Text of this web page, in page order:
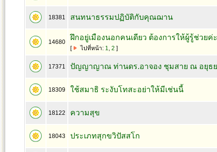
18381 สนทนาธรรมปฏิบัติกับคุณฌาน
14680
ฝึกอยู่เมืองนอกคนเดียว ต้องการให้ผู้รู้ช่วยค่ะ
[ ไปที่หน้า: 1, 2 ]
17371 ปัญญาญาณ ท่านดร.อาจอง ชุมสาย ณ อยุธ
18309 ใช้สมาธิ ระงับโทสะอย่าให้มีเช่นนี้
18122 ความสุข
18043 ประเภทสุกขวิปัสสโก